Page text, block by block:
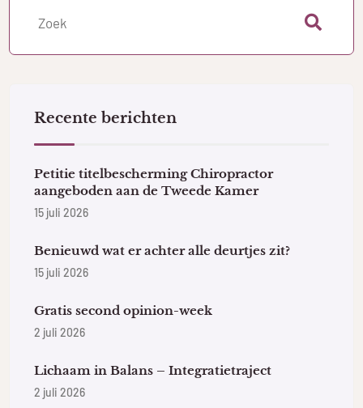
Recente berichten
Petitie titelbescherming Chiropractor
aangeboden aan de Tweede Kamer
15 juli 2026
Benieuwd wat er achter alle deurtjes zit?
15 juli 2026
Gratis second opinion-week
2 juli 2026
Lichaam in Balans – Integratietraject
2 juli 2026